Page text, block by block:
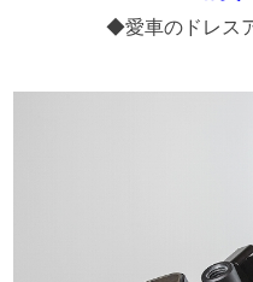
◆愛車のドレス